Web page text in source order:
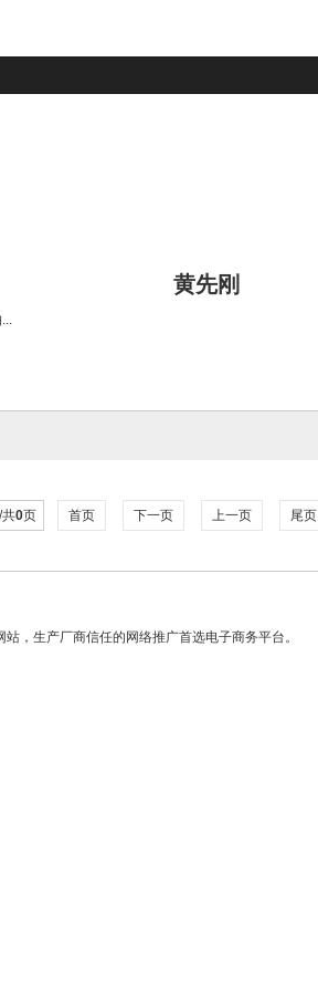
黄先刚
共0页 首页 下一页 上一页 尾页
，生产厂商信任的网络推广首选电子商务平台。